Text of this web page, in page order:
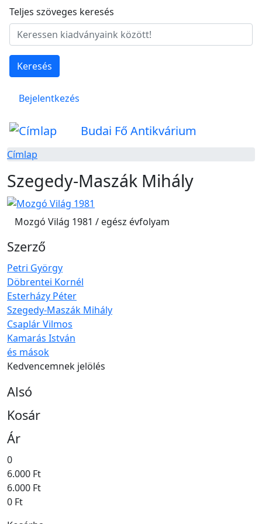
Ugrás a tartalomra
Teljes szöveges keresés
Keresés
Felhasználói fiók menüje
Bejelentkezés
Budai Fő Antikvárium
Címlap
Szegedy-Maszák Mihály
Mozgó Világ 1981 / egész évfolyam
Szerző
Petri György
Döbrentei Kornél
Esterházy Péter
Szegedy-Maszák Mihály
Csaplár Vilmos
Kamarás István
és mások
Kedvencemnek jelölés
Alsó
Kosár
Ár
0
6.000 Ft
6.000 Ft
0 Ft